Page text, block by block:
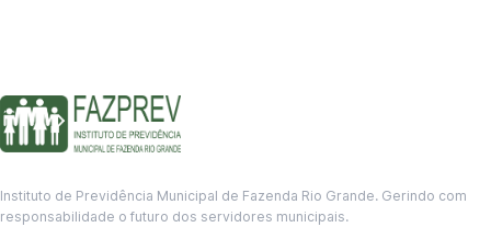
Instituto de Previdência Municipal de Fazenda Rio Grande. Gerindo com
responsabilidade o futuro dos servidores municipais.